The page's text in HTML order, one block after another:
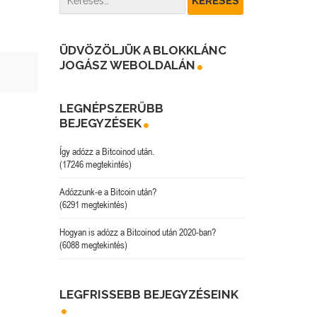
ÜDVÖZÖLJÜK A BLOKKLÁNC
JOGÁSZ WEBOLDALÁN
LEGNÉPSZERŰBB
BEJEGYZÉSEK
Így adózz a Bitcoinod után.
(17246 megtekintés)
Adózzunk-e a Bitcoin után?
(6291 megtekintés)
Hogyan is adózz a Bitcoinod után 2020-ban?
(6088 megtekintés)
LEGFRISSEBB BEJEGYZÉSEINK